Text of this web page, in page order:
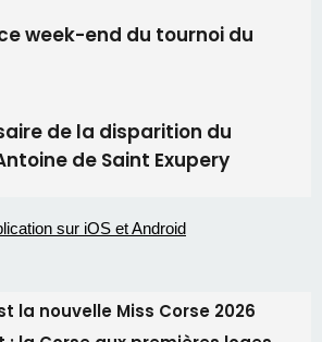
la nouvelle Miss Corse 2026
ne reviendra pas avant 2081
Porto Latino évacué en urgence
Mosimann
recul dans les restaurants
escroquerie au faux vendeur de